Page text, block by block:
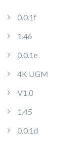
0.0.1f
1.46
0.0.1e
4K UGM
V1.0
1.45
0.0.1d